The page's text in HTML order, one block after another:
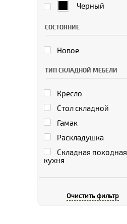
Черный
СОСТОЯНИЕ
Новое
ТИП СКЛАДНОЙ МЕБЕЛИ
Кресло
Стол складной
Гамак
Раскладушка
Складная походная
кухня
Очистить фильтр